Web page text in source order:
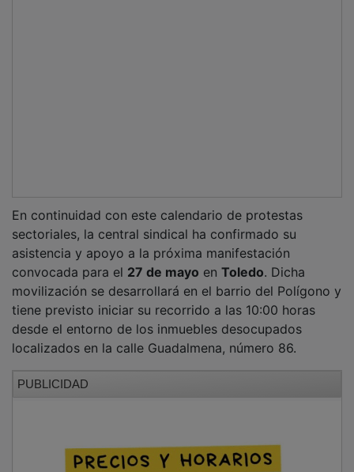
sectoriales, la central sindical ha confirmado su
asistencia y apoyo a la próxima manifestación
convocada para el 27 de mayoenToledo. Dicha
movilización se desarrollará en el barrio del Polígono y
tiene previsto iniciar su recorrido a las 10:00 horas
desde el entorno de los inmuebles desocupados
localizados en la calle Guadalmena, número 86.